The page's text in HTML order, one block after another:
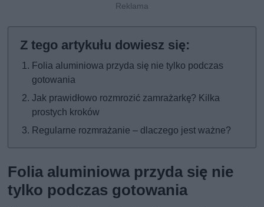
Folia aluminiowa przyda się nie tylko podczas
gotowania
Jak prawidłowo rozmrozić zamrażarkę? Kilka
prostych kroków
Regularne rozmrażanie – dlaczego jest ważne?
Folia aluminiowa przyda się nie
tylko podczas gotowania